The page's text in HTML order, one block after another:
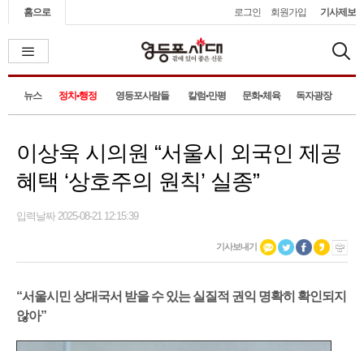
홈으로 로그인 회원가입 기사제보
뉴스 정치•행정 영등포사람들 칼럼•만평 문화•체육 독자광장
이상욱 시의원 “서울시 외국인 제공
혜택 ‘상호주의 원칙’ 실종”
입력날짜 2025-08-21 12:15:39
기사보내기
“서울시민 상대국서 받을 수 있는 실질적 권익 명확히 확인되지
않아”